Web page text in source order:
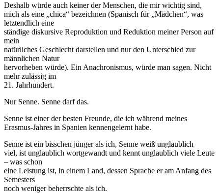
Deshalb würde auch keiner der Menschen, die mir wichtig sind,
mich als eine „chica“ bezeichnen (Spanisch für „Mädchen“, was
letztendlich eine
ständige diskursive Reproduktion und Reduktion meiner Person auf
mein
natürliches Geschlecht darstellen und nur den Unterschied zur
männlichen Natur
hervorheben würde). Ein Anachronismus, würde man sagen. Nicht
mehr zulässig im
21. Jahrhundert.
Nur Senne. Senne darf das.
Senne ist einer der besten Freunde, die ich während meines
Erasmus-Jahres in Spanien kennengelernt habe.
Senne ist ein bisschen jünger als ich, Senne weiß unglaublich
viel, ist unglaublich wortgewandt und kennt unglaublich viele Leute
– was schon
eine Leistung ist, in einem Land, dessen Sprache er am Anfang des
Semesters
noch weniger beherrschte als ich.